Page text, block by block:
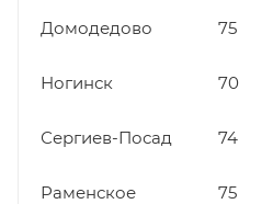
Домодедово 75
Ногинск 70
Сергиев-Посад 74
Раменское 75